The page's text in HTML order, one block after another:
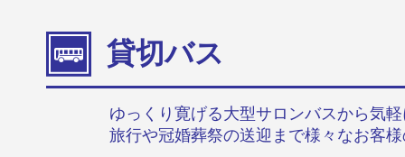
貸切バス
ゆっくり寛げる大型サロンバスから気
旅行や冠婚葬祭の送迎まで様々なお客